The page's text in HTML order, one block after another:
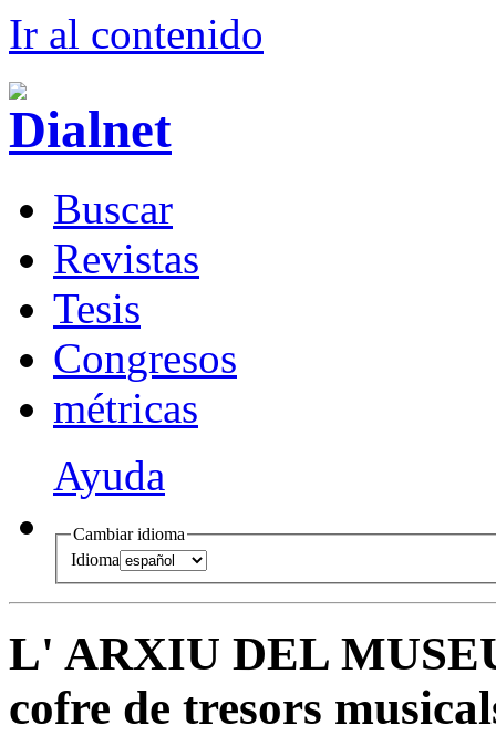
Ir al contenido
Buscar
Revistas
Tesis
Congresos
métricas
Ayuda
Cambiar idioma
Idioma
L' ARXIU DEL
cofre de tresors